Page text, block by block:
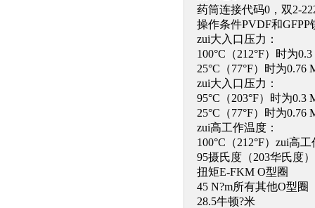
药筒连接代码0，双2-
操作条件PVDF和GFPP
zui大入口压力：
100°C（212°F）时为
25°C（77°F）时为
zui大入口压力：
95°C（203°F）时为0.3
25°C（77°F）时为0.76
zui高工作温度：
100°C（212°F）zui高
95摄氏度（203华氏度）
扭矩E-FKM O型圈
45 N?m所有其他O型圈
28.5牛顿?米